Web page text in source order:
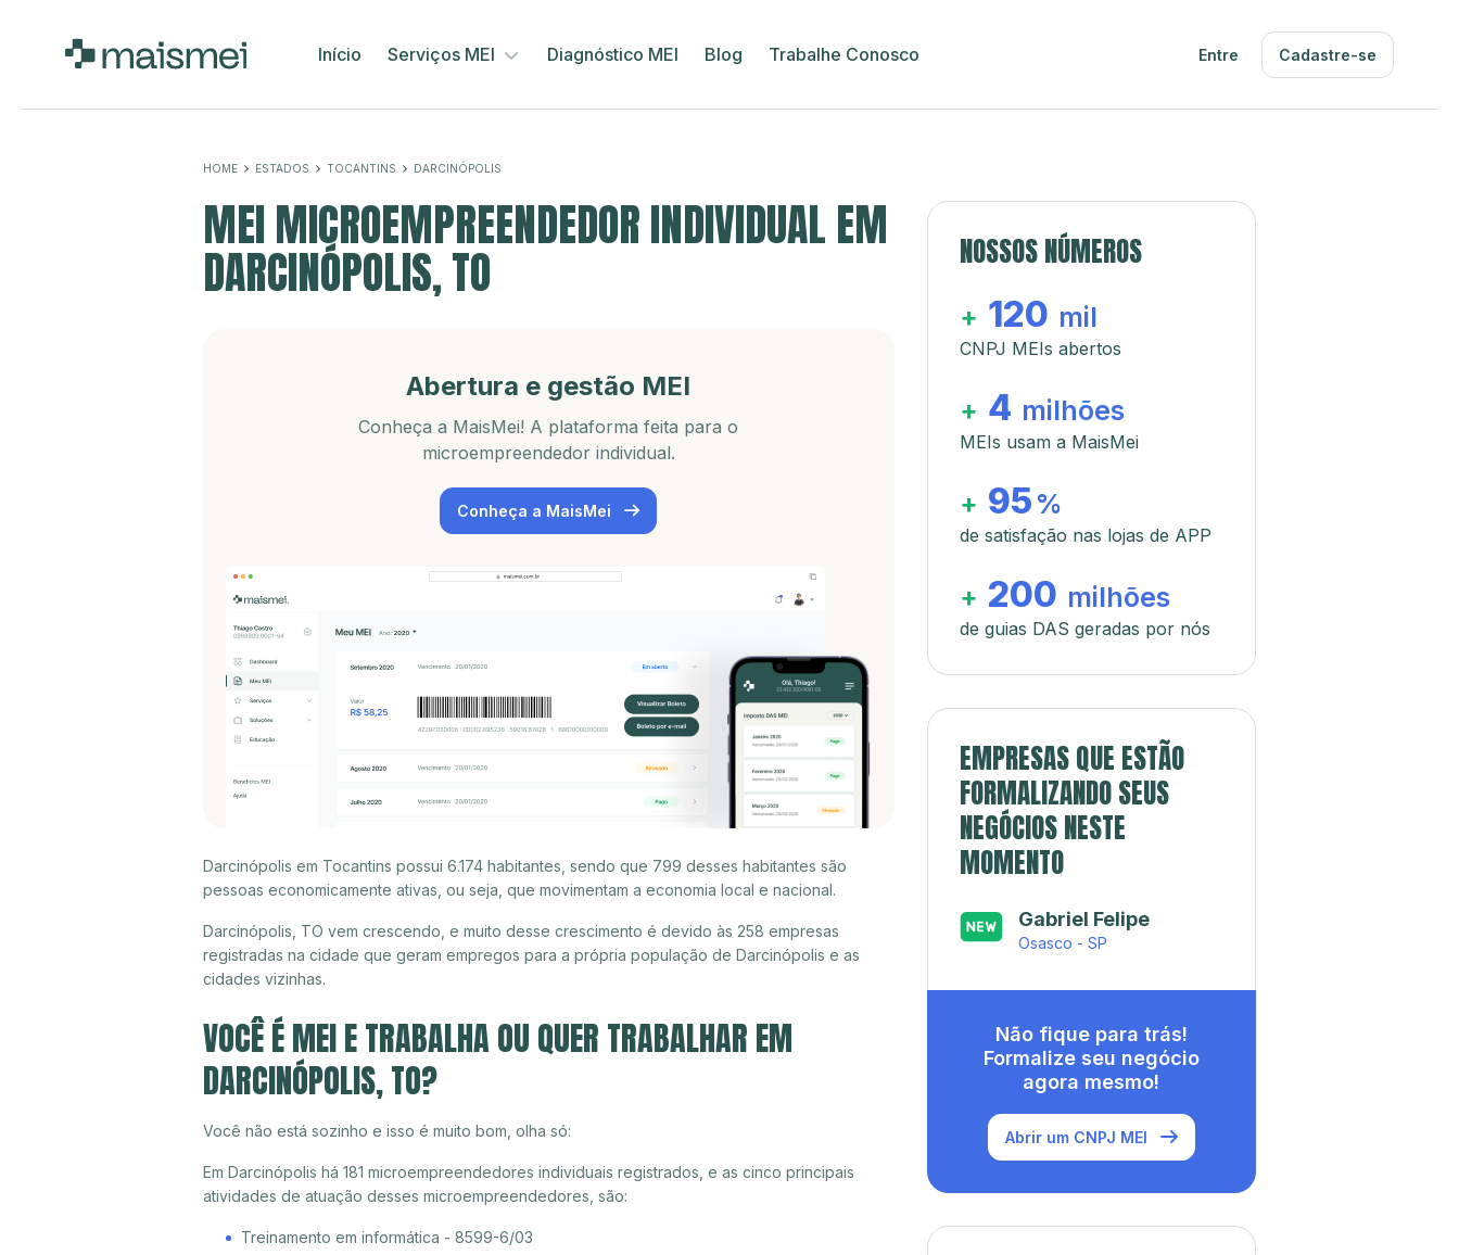
Início Serviços MEI Diagnóstico MEI Blog Trabalhe Conosco Entre Cadastre-se
HOME ESTADOS TOCANTINS DARCINÓPOLIS
MEI MICROEMPREENDEDOR INDIVIDUAL EM
DARCINÓPOLIS, TO
Abertura e gestão MEI
Conheça a MaisMei! A plataforma feita para o
microempreendedor individual.
Conheça a MaisMei
Darcinópolis em Tocantins possui 6.174 habitantes, sendo que 799 desses habitantes são
pessoas economicamente ativas, ou seja, que movimentam a economia local e nacional.
Darcinópolis, TO vem crescendo, e muito desse crescimento é devido às 258 empresas
registradas na cidade que geram empregos para a própria população de Darcinópolis e as
cidades vizinhas.
VOCÊ É MEI E TRABALHA OU QUER TRABALHAR EM
DARCINÓPOLIS, TO?
Você não está sozinho e isso é muito bom, olha só:
Em Darcinópolis há 181 microempreendedores individuais registrados, e as cinco principais
atividades de atuação desses microempreendedores, são:
Treinamento em informática - 8599-6/03
NOSSOS NÚMEROS
+ 120 mil
CNPJ MEIs abertos
+ 4 milhões
MEIs usam a MaisMei
+ 95 %
de satisfação nas lojas de APP
+ 200 milhões
de guias DAS geradas por nós
EMPRESAS QUE ESTÃO
FORMALIZANDO SEUS
NEGÓCIOS NESTE
MOMENTO
Gabriel Felipe
Osasco - SP
Não fique para trás!
Formalize seu negócio
agora mesmo!
Abrir um CNPJ MEI